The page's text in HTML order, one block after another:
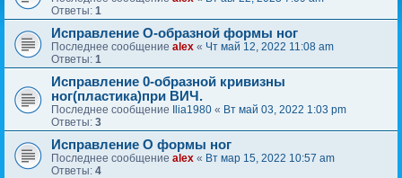
Ответы: 1
Исправление О-образной формы ног
Последнее сообщение alex « Чт май 12, 2022 11:08 am
Ответы: 1
Исправление 0-образной кривизны
ног(пластика)при ВИЧ.
Последнее сообщение Ilia1980 « Вт май 03, 2022 1:03 pm
Ответы: 3
Исправление О формы ног
Последнее сообщение alex « Вт мар 15, 2022 10:57 am
Ответы: 4